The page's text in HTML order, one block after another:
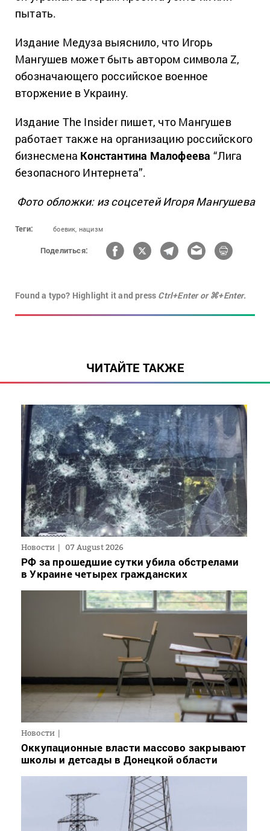
пытать.
Издание Медуза выяснило, что Игорь
Мангушев может быть автором символа Z,
обозначающего российское военное
вторжение в Украину.
Издание The Insider пишет, что Мангушев
работает также на организацию российского
бизнесмена Константина Малофеева “Лига
безопасного Интернета”.
Фото обложки: из соцсетей Игоря Мангушева
Теги: боевик, нацизм
Поделиться:
Found a typo? Highlight it and press Ctrl+Enter or ⌘+Enter.
ЧИТАЙТЕ ТАКЖЕ
Новости 07 August 2026
РФ за прошедшие сутки убила обстрелами
в Украине четырех гражданских
Новости
Оккупационные власти массово закрывают
школы и детсады в Донецкой области